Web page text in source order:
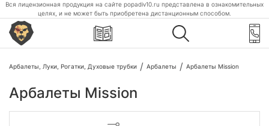
Вся лицензионная продукция на сайте popadiv10.ru представлена в ознакомительных
целях, и не может быть приобретена дистанционным способом.
Арбалеты, Луки, Рогатки, Духовые трубки Арбалеты Арбалеты Mission
Арбалеты Mission